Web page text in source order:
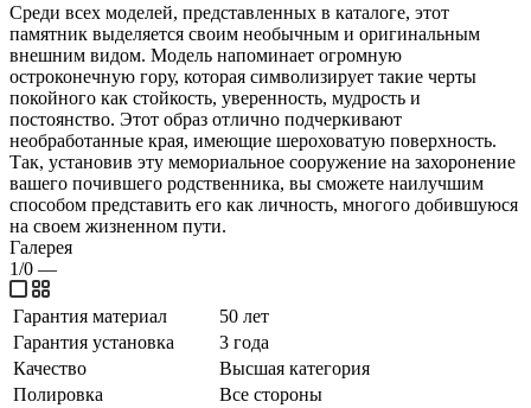
Среди всех моделей, представленных в каталоге, этот
памятник выделяется своим необычным и оригинальным
внешним видом. Модель напоминает огромную
остроконечную гору, которая символизирует такие черты
покойного как стойкость, уверенность, мудрость и
постоянство. Этот образ отлично подчеркивают
необработанные края, имеющие шероховатую поверхность.
Так, установив эту мемориальное сооружение на захоронение
вашего почившего родственника, вы сможете наилучшим
способом представить его как личность, многого добившуюся
на своем жизненном пути.
Галерея
1/0 —
Гарантия материал
50 лет
Гарантия установка
3 года
Качество
Высшая категория
Полировка
Все стороны